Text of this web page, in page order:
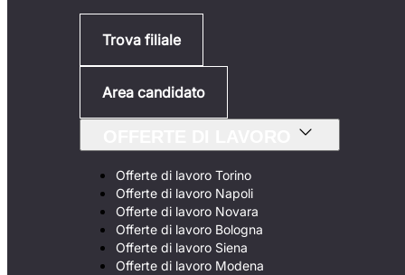
Trova filiale
Area candidato
Offerte di lavoro Torino
Offerte di lavoro Napoli
Offerte di lavoro Novara
Offerte di lavoro Bologna
Offerte di lavoro Siena
Offerte di lavoro Modena